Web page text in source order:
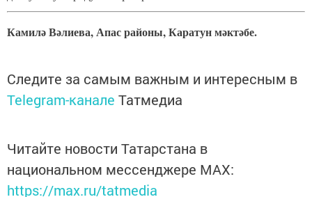
Камилә Вәлиева, Апас районы, Каратун мәктәбе.
Следите за самым важным и интересным в
Telegram-канале Татмедиа
Читайте новости Татарстана в
национальном мессенджере MАХ:
https://max.ru/tatmedia